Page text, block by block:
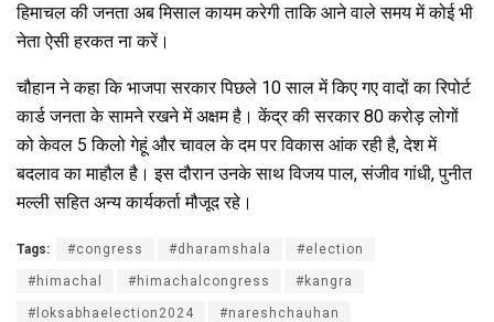
हिमाचल की जनता अब मिसाल कायम करेगी ताकि आने वाले समय में कोई भी
नेता ऐसी हरकत ना करें।
चौहान ने कहा कि भाजपा सरकार पिछले 10 साल में किए गए वादों का रिपोर्ट
कार्ड जनता के सामने रखने में अक्षम है। केंद्र की सरकार 80 करोड़ लोगों
को केवल 5 किलो गेहूं और चावल के दम पर विकास आंक रही है, देश में
बदलाव का माहौल है। इस दौरान उनके साथ विजय पाल, संजीव गांधी, पुनीत
मल्ली सहित अन्य कार्यकर्ता मौजूद रहे।
Tags: #congress #dharamshala #election
#himachal #himachalcongress #kangra
#loksabhaelection2024 #nareshchauhan